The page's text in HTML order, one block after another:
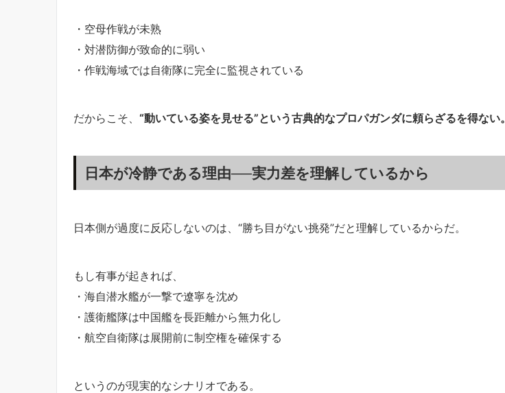
・空母作戦が未熟
・対潜防御が致命的に弱い
・作戦海域では自衛隊に完全に監視されている
だからこそ、 “動いている姿を見せる”という古典的なプロパガンダに頼らざるを得ない。
日本が冷静である理由──実力差を理解しているから
日本側が過度に反応しないのは、“勝ち目がない挑発”だと理解しているからだ。
もし有事が起きれば、
・海自潜水艦が一撃で遼寧を沈め
・護衛艦隊は中国艦を長距離から無力化し
・航空自衛隊は展開前に制空権を確保する
というのが現実的なシナリオである。